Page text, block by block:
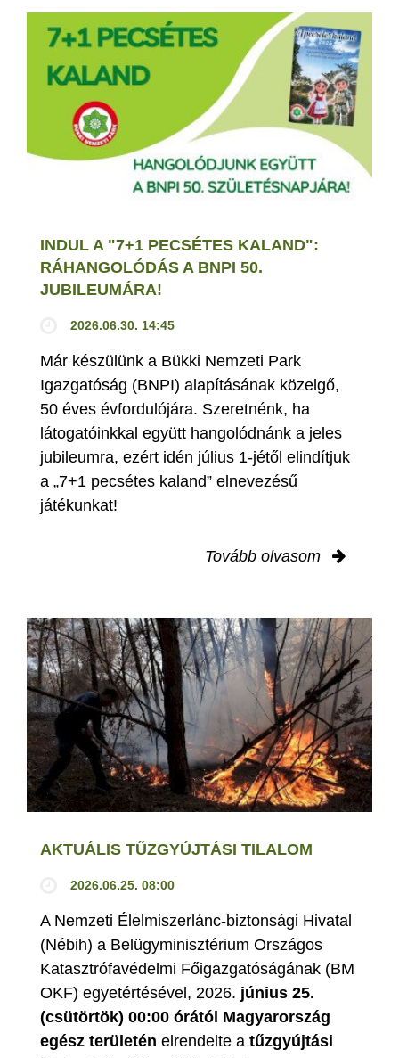
INDUL A "7+1 PECSÉTES KALAND":
RÁHANGOLÓDÁS A BNPI 50.
JUBILEUMÁRA!
2026.06.30. 14:45
Már készülünk a Bükki Nemzeti Park
Igazgatóság (BNPI) alapításának közelgő,
50 éves évfordulójára. Szeretnénk, ha
látogatóinkkal együtt hangolódnánk a jeles
jubileumra, ezért idén július 1-jétől elindítjuk
a „7+1 pecsétes kaland” elnevezésű
játékunkat!
Tovább olvasom
AKTUÁLIS TŰZGYÚJTÁSI TILALOM
2026.06.25. 08:00
A Nemzeti Élelmiszerlánc-biztonsági Hivatal
(Nébih) a Belügyminisztérium Országos
Katasztrófavédelmi Főigazgatóságának (BM
OKF) egyetértésével, 2026. június 25.
(csütörtök) 00:00 órától Magyarország
egész területén elrendelte a tűzgyújtási